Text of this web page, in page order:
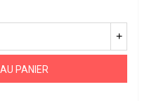
+
PANIER